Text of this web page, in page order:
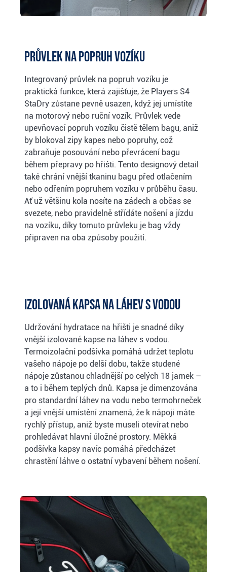
Průvlek na popruh vozíku
Integrovaný průvlek na popruh vozíku je
praktická funkce, která zajišťuje, že Players S4
StaDry zůstane pevně usazen, když jej umístíte
na motorový nebo ruční vozík. Průvlek vede
upevňovací popruh vozíku čistě tělem bagu, aniž
by blokoval zipy kapes nebo popruhy, což
zabraňuje posouvání nebo převrácení bagu
během přepravy po hřišti. Tento designový detail
také chrání vnější tkaninu bagu před otlačením
nebo odřením popruhem vozíku v průběhu času.
Ať už většinu kola nosíte na zádech a občas se
svezete, nebo pravidelně střídáte nošení a jízdu
na vozíku, díky tomuto průvleku je bag vždy
připraven na oba způsoby použití.
Izolovaná kapsa na láhev s vodou
Udržování hydratace na hřišti je snadné díky
vnější izolované kapse na láhev s vodou.
Termoizolační podšívka pomáhá udržet teplotu
vašeho nápoje po delší dobu, takže studené
nápoje zůstanou chladnější po celých 18 jamek –
a to i během teplých dnů. Kapsa je dimenzována
pro standardní láhev na vodu nebo termohrneček
a její vnější umístění znamená, že k nápoji máte
rychlý přístup, aniž byste museli otevírat nebo
prohledávat hlavní úložné prostory. Měkká
podšívka kapsy navíc pomáhá předcházet
chrastění láhve o ostatní vybavení během nošení.